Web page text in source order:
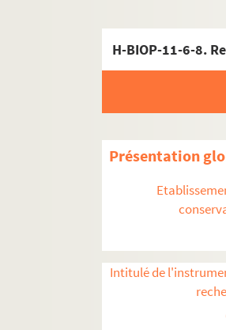
H-BIOP-11-6-8.
Présentation
Intitulé de
H-BIOP-9.
H-BIOP-11-1.
H-BIOP-11-3.
H-BIOP-11-
H-BIOP-11-5.
H-BIOP-11-6.
H-BIOP-11-